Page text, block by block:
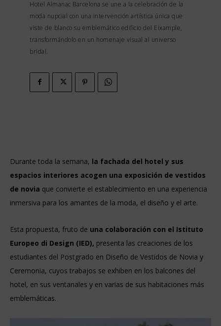
Hotel Almanac Barcelona se une a la celebración de la
moda nupcial con una intervención artística única que
viste de blanco su emblemático edificio del Eixample,
transformándolo en un homenaje visual al universo
bridal.
Durante toda la semana, la fachada del hotel y sus
espacios interiores acogen una exposición de vestidos
de novia que convierte el establecimiento en una experiencia
inmersiva para los amantes de la moda, el diseño y el arte.
Esta propuesta, fruto de una colaboración con el Istituto
Europeo di Design (IED), presenta las creaciones de los
estudiantes del Postgrado en Diseño de Vestidos de Novia y
Ceremonia, cuyos trabajos se exhiben en los balcones del
hotel, en sus ventanales y en varias de sus habitaciones más
emblemáticas.